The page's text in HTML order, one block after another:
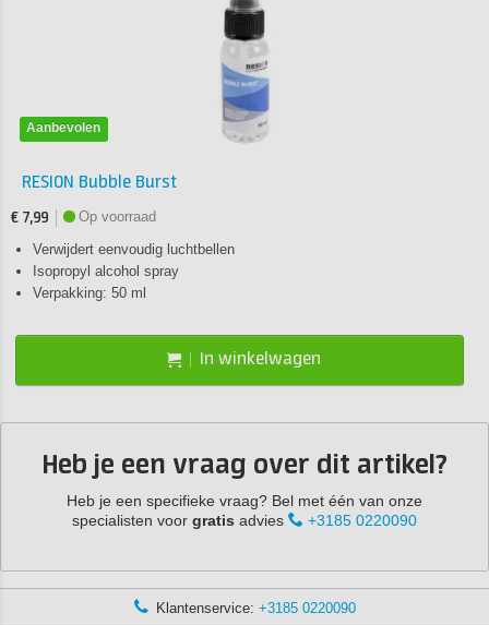
Aanbevolen
RESION Bubble Burst
€ 7,99
Op voorraad
Verwijdert eenvoudig luchtbellen
Isopropyl alcohol spray
Verpakking: 50 ml
In winkelwagen
Heb je een vraag over dit artikel?
Heb je een specifieke vraag? Bel met één van onze
specialisten voor gratis advies +3185 0220090
Klantenservice: +3185 0220090